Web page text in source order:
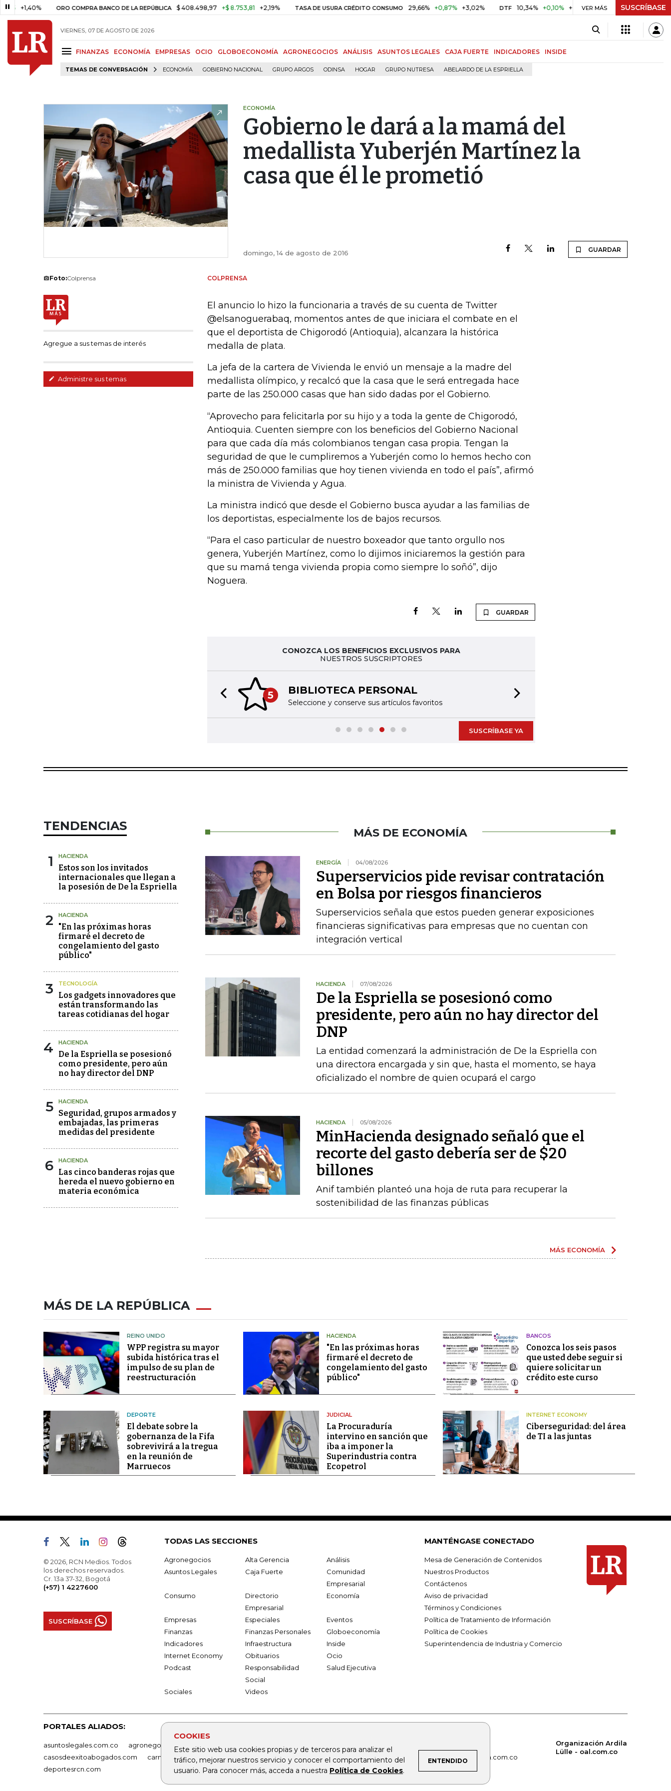
ORO COMPRA BANCO DE LA REPÚBLICA $ 408.498,97 +$ 8.753,81 +2,19% TASA DE USURA CRÉDITO CONSUMO 29,66% +0,87% +3,02% DTF 10,34% +0,10% +0,98% UVR $ 416,91 +$ 0,05
VER MÁS SUSCRÍBASE
VIERNES, 07 DE AGOSTO DE 2026
FINANZAS ECONOMÍA EMPRESAS OCIO GLOBOECONOMÍA AGRONEGOCIOS ANÁLISIS ASUNTOS LEGALES CAJA FUERTE INDICADORES INSIDE
TEMAS DE CONVERSACIÓN ECONOMÍA GOBIERNO NACIONAL GRUPO ARGOS ODINSA HOGAR GRUPO NUTRESA ABELARDO DE LA ESPRIELLA
COOKIES
Este sitio web usa cookies propias y de terceros para analizar el
tráfico, mejorar nuestros servicio y conocer el comportamiento del
usuario. Para conocer más, acceda a nuestra Política de Cookies.
ENTENDIDO
ECONOMÍA
Gobierno le dará a la mamá del
medallista Yuberjén Martínez la
casa que él le prometió
domingo, 14 de agosto de 2016 GUARDAR
Foto:Colprensa
Agregue a sus temas de interés
Administre sus temas
COLPRENSA
El anuncio lo hizo la funcionaria a través de su cuenta de Twitter
@elsanoguerabaq, momentos antes de que iniciara el combate en el
que el deportista de Chigorodó (Antioquia), alcanzara la histórica
medalla de plata.
La jefa de la cartera de Vivienda le envió un mensaje a la madre del
medallista olímpico, y recalcó que la casa que le será entregada hace
parte de las 250.000 casas que han sido dadas por el Gobierno.
“Aprovecho para felicitarla por su hijo y a toda la gente de Chigorodó,
Antioquia. Cuenten siempre con los beneficios del Gobierno Nacional
para que cada día más colombianos tengan casa propia. Tengan la
seguridad de que le cumpliremos a Yuberjén como lo hemos hecho con
más de 250.000 familias que hoy tienen vivienda en todo el país”, afirmó
la ministra de Vivienda y Agua.
La ministra indicó que desde el Gobierno busca ayudar a las familias de
los deportistas, especialmente los de bajos recursos.
“Para el caso particular de nuestro boxeador que tanto orgullo nos
genera, Yuberjén Martínez, como lo dijimos iniciaremos la gestión para
que su mamá tenga vivienda propia como siempre lo soñó”, dijo
Noguera.
GUARDAR
CONOZCA LOS BENEFICIOS EXCLUSIVOS PARA
NUESTROS SUSCRIPTORES
5 BIBLIOTECA PERSONAL
Seleccione y conserve sus artículos favoritos
Previous slide
SUSCRÍBASE YA
TENDENCIAS
1 HACIENDA
Estos son los invitados
internacionales que llegan a
la posesión de De la Espriella
2 HACIENDA
"En las próximas horas
firmaré el decreto de
congelamiento del gasto
público"
3 TECNOLOGÍA
Los gadgets innovadores que
están transformando las
tareas cotidianas del hogar
4 HACIENDA
De la Espriella se posesionó
como presidente, pero aún
no hay director del DNP
5 HACIENDA
Seguridad, grupos armados y
embajadas, las primeras
medidas del presidente
6 HACIENDA
Las cinco banderas rojas que
hereda el nuevo gobierno en
materia económica
MÁS DE ECONOMÍA
ENERGÍA 04/08/2026
Superservicios pide revisar contratación
en Bolsa por riesgos financieros
Superservicios señala que estos pueden generar exposiciones
financieras significativas para empresas que no cuentan con
integración vertical
HACIENDA 07/08/2026
De la Espriella se posesionó como
presidente, pero aún no hay director del
DNP
La entidad comenzará la administración de De la Espriella con
una directora encargada y sin que, hasta el momento, se haya
oficializado el nombre de quien ocupará el cargo
HACIENDA 05/08/2026
MinHacienda designado señaló que el
recorte del gasto debería ser de $20
billones
Anif también planteó una hoja de ruta para recuperar la
sostenibilidad de las finanzas públicas
MÁS ECONOMÍA
MÁS DE LA REPÚBLICA
REINO UNIDO
WPP registra su mayor
subida histórica tras el
impulso de su plan de
reestructuración
HACIENDA
"En las próximas horas
firmaré el decreto de
congelamiento del gasto
público"
BANCOS
Conozca los seis pasos
que usted debe seguir si
quiere solicitar un
crédito este curso
DEPORTE
El debate sobre la
gobernanza de la Fifa
sobrevivirá a la tregua
en la reunión de
Marruecos
JUDICIAL
La Procuraduría
intervino en sanción que
iba a imponer la
Superindustria contra
Ecopetrol
INTERNET ECONOMY
Ciberseguridad: del área
de TI a las juntas
© 2026, RCN Medios. Todos
los derechos reservados.
Cr. 13a 37-32, Bogotá
(+57) 1 4227600
SUSCRÍBASE
TODAS LAS SECCIONES
Agronegocios Alta Gerencia
Análisis
Asuntos Legales
Caja Fuerte
Comunidad
Empresarial
Consumo
Directorio
Empresarial
Economía
Empresas Especiales
Eventos
Finanzas
Finanzas Personales
Globoeconomía
Indicadores
Infraestructura
Inside
Internet Economy
Obituarios
Ocio
Podcast
Responsabilidad
Social
Salud Ejecutiva
Sociales Videos
MANTÉNGASE CONECTADO
Mesa de Generación de Contenidos
Nuestros Productos
Contáctenos
Aviso de privacidad
Términos y Condiciones
Política de Tratamiento de Información
Política de Cookies
Superintendencia de Industria y Comercio
PORTALES ALIADOS:
asuntoslegales.com.co agronegocios.co empresas.larepublica.co firmasdeabogados.com
bolsaencolombia.com
casosdeexitoabogados.com
carnavalindustriacultural.com canalrcn.com rcnradio.com noticiasrcn.com lafm.com.co
alerta.com.co
deportesrcn.com
Organización Ardila
Lülle - oal.com.co